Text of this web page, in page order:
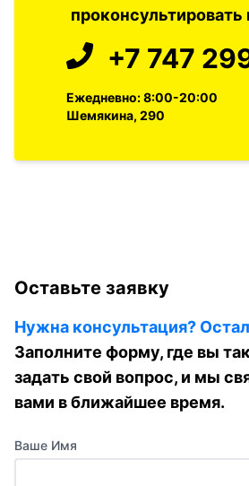
проконсультировать
+7 747
Ежедневно: 8:00-20:00
Шемякина, 290
Оставьте заявку
Нужна консультация?
Заполните форму, где вы
задать свой вопрос, и мы
вами в ближайшее время.
Ваше Имя